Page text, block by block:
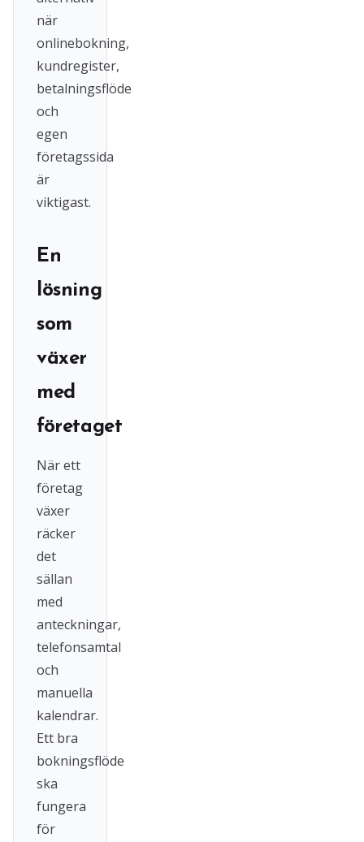
när
onlinebokning,
kundregister,
betalningsflöde
och
egen
företagssida
är
viktigast.
En
lösning
som
växer
med
företaget
När ett
företag
växer
räcker
det
sällan
med
anteckningar,
telefonsamtal
och
manuella
kalendrar.
Ett bra
bokningsflöde
ska
fungera
för